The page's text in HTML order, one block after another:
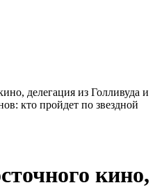
делегация из Голливуда и
кто пройдет по звездной
кино,